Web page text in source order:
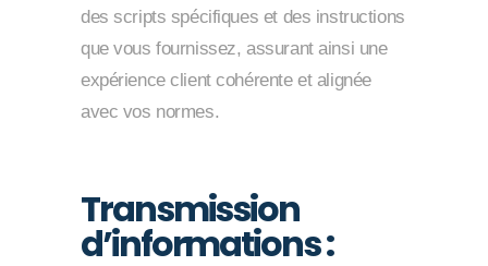
des scripts spécifiques et des instructions
que vous fournissez, assurant ainsi une
expérience client cohérente et alignée
avec vos normes.
Transmission
d’informations :